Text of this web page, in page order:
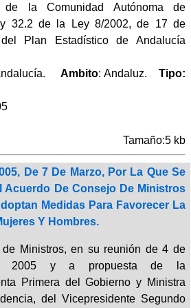
de la Comunidad Autónoma de
32.2 de la Ley 8/2002, de 17 de
Plan Estadístico de Andalucía
Ambito: Andaluz.Tipo:
Tamaño:5 kb
De 7 De Marzo, Por La Que Se
Acuerdo De Consejo De Ministros
Medidas Para Favorecer La
Y Hombres.
de Ministros, en su reunión de 4 de
2005 y a propuesta de la
Primera del Gobierno y Ministra
del Vicepresidente Segundo